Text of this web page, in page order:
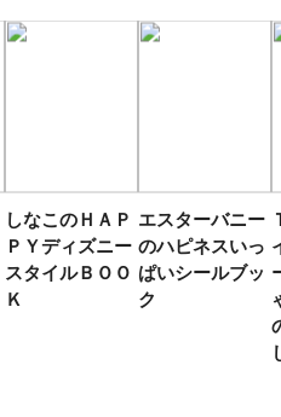
しなこのＨＡＰ
ＰＹディズニー
スタイルＢＯＯ
Ｋ
エスターバニー
のハピネスいっ
ぱいシールブッ
ク